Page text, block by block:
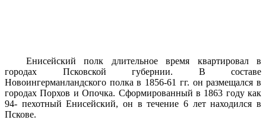
Енисейский полк длительное время квартировал в
городах Псковской губернии. В составе
Новоингерманландского полка в 1856-61 гг. он размещался в
городах Порхов и Опочка. Сформированный в 1863 году как
94- пехотный Енисейский, он в течение 6 лет находился в
Пскове.